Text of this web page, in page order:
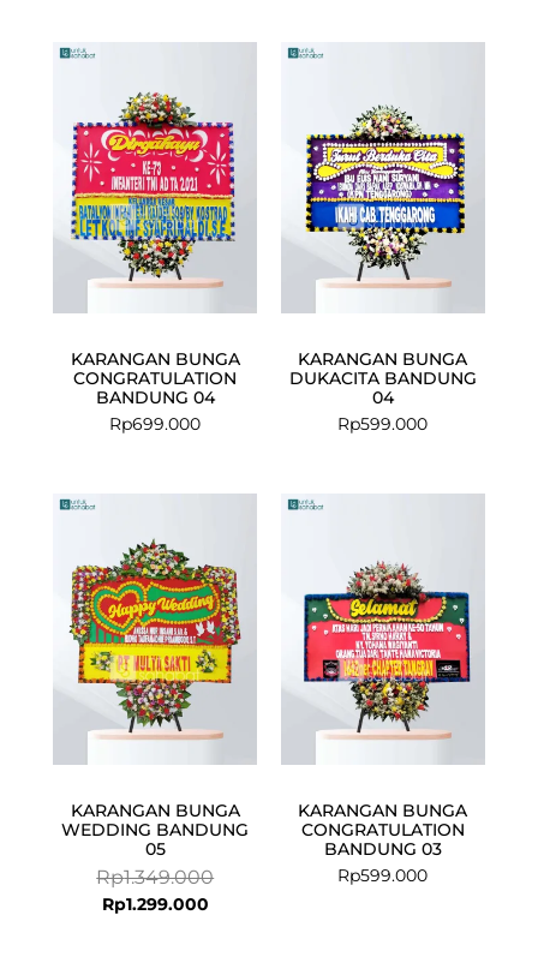
KARANGAN BUNGA
CONGRATULATION
BANDUNG 04
Rp699.000
KARANGAN BUNGA
DUKACITA BANDUNG
04
Rp599.000
KARANGAN BUNGA
WEDDING BANDUNG
05
Rp1.349.000
Rp1.349.000.
Rp1.299.000
Rp1.299.000.
KARANGAN BUNGA
CONGRATULATION
BANDUNG 03
Rp599.000